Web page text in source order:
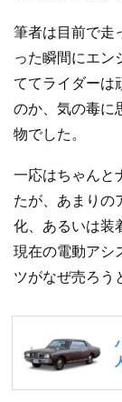
筆者は目前で走
った瞬間にエン
ててライダーは
のか、気の毒に
物でした。
一応はちゃんと
たが、あまりの
化、あるいは装
現在の電動アシ
ツがなぜ売ろう